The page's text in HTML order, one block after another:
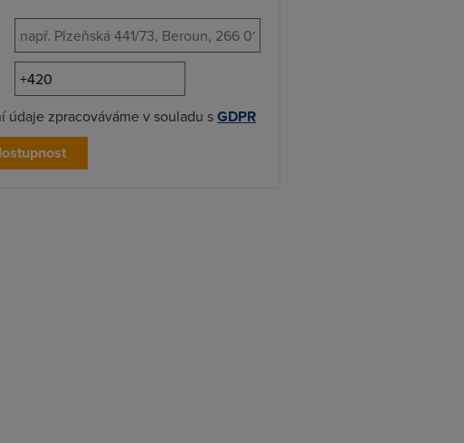
údaje zpracováváme v souladu sGDPR